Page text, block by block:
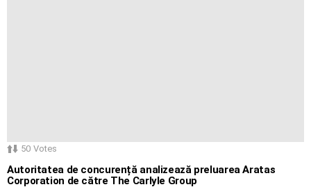
50 Votes
Autoritatea de concurență analizează preluarea Aratas
Corporation de către The Carlyle Group